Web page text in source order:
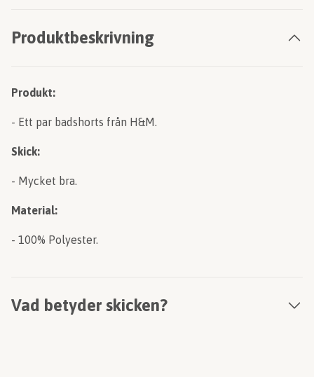
Produktbeskrivning
Produkt:
- Ett par badshorts från H&M.
Skick:
- Mycket bra.
Material:
- 100% Polyester.
Vad betyder skicken?